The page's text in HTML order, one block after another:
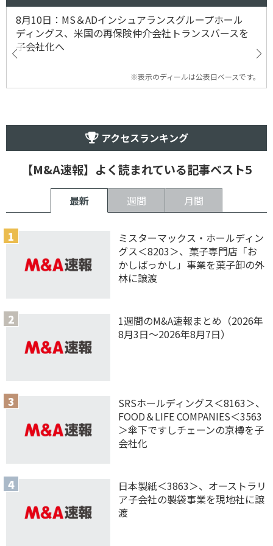
8月10日：MS＆ADインシュアランスグループホール
ディングス、米国の再保険仲介会社トランスバースを
子会社化へ
※表示のディールは公表日ベースです。
アクセスランキング
【M&A速報】よく読まれている記事ベスト5
最新 週間 月間
ミスターマックス・ホールディン
グス＜8203＞、菓子専門店「お
かしばっかし」事業を菓子卸の外
林に譲渡
1週間のM&A速報まとめ（2026年
8月3日〜2026年8月7日）
SRSホールディングス＜8163＞、
FOOD＆LIFE COMPANIES＜3563
＞傘下ですしチェーンの京樽を子
会社化
日本製紙＜3863＞、オーストラリ
ア子会社の製袋事業を現地社に譲
渡